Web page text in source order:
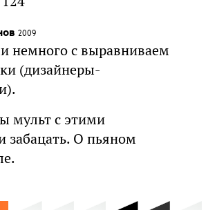
2009
немного с выравниваем
(дизайнеры-
мульт с этими
забацать. О пьяном